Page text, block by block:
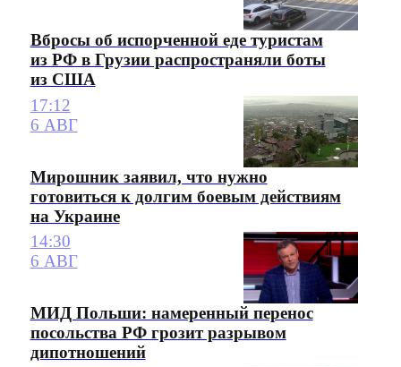
Вбросы об испорченной еде туристам
из РФ в Грузии распространяли боты
из США
17:12
6 АВГ
Мирошник заявил, что нужно
готовиться к долгим боевым действиям
на Украине
14:30
6 АВГ
МИД Польши: намеренный перенос
посольства РФ грозит разрывом
дипотношений